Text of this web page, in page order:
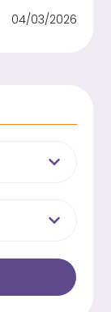
04/03/2026